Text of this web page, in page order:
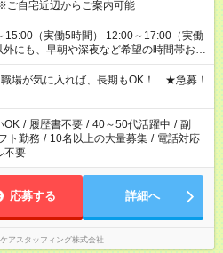
自宅近辺からご案内可能
（実働5時間） 12:00～17:00（実働
担当からヒアリングもしますので、ご安
場が気に入れば、長期もOK！ ★急募！
OK / 履歴書不要 / 40～50代活躍中 / 副
ト勤務 / 10名以上の大量募集 / 電話対応
不要
応募する 詳細へ
ケアスタッフィング株式会社